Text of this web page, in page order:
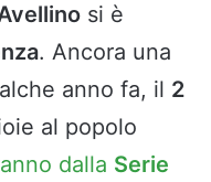
si è
. Ancora una
anno fa, il 2
al popolo
dalla Serie